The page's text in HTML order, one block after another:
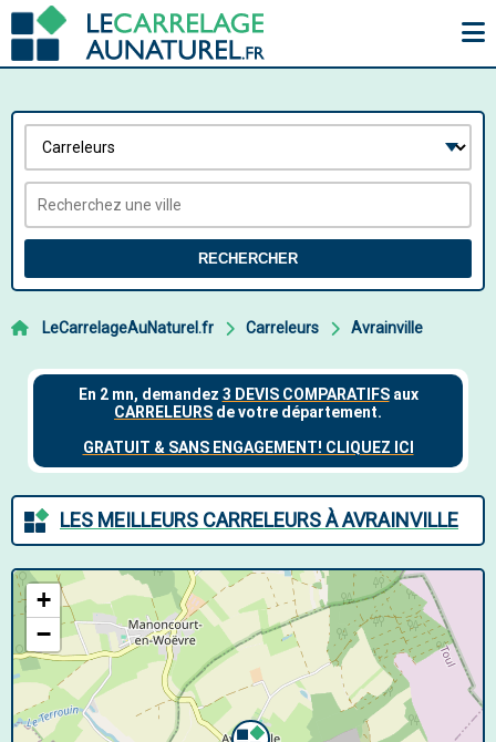
RECHERCHER
LeCarrelageAuNaturel.fr Carreleurs Avrainville
LES MEILLEURS CARRELEURS À AVRAINVILLE
+
−